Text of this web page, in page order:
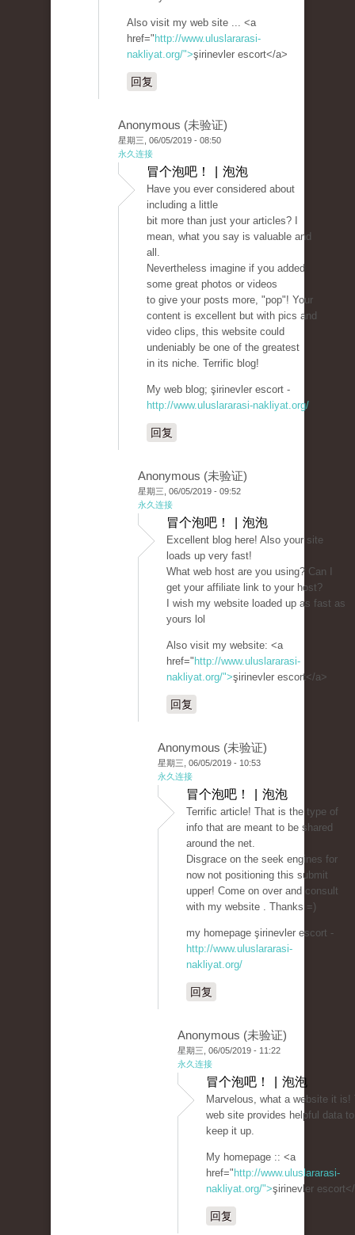
Also visit my web site ... <a
href=" http://www.uluslararasi-
nakliyat.org/">şirinevler escort</a>
回复
Anonymous (未验证)
星期三, 06/05/2019 - 08:50
永久连接
冒个泡吧！ | 泡泡
Have you ever considered about
including a little
bit more than just your articles? I
mean, what you say is valuable and
all.
Nevertheless imagine if you added
some great photos or videos
to give your posts more, "pop"! Your
content is excellent but with pics and
video clips, this website could
undeniably be one of the greatest
in its niche. Terrific blog!
My web blog; şirinevler escort -
http://www.uluslararasi-nakliyat.org/
回复
Anonymous (未验证)
星期三, 06/05/2019 - 09:52
永久连接
冒个泡吧！ | 泡泡
Excellent blog here! Also your site
loads up very fast!
What web host are you using? Can I
get your affiliate link to your host?
I wish my website loaded up as fast as
yours lol
Also visit my website: <a
href=" http://www.uluslararasi-
nakliyat.org/">şirinevler escort</a>
回复
Anonymous (未验证)
星期三, 06/05/2019 - 10:53
永久连接
冒个泡吧！ | 泡泡
Terrific article! That is the type of
info that are meant to be shared
around the net.
Disgrace on the seek engines for
now not positioning this submit
upper! Come on over and consult
with my website . Thanks =)
my homepage şirinevler escort -
http://www.uluslararasi-
nakliyat.org/
回复
Anonymous (未验证)
星期三, 06/05/2019 - 11:22
永久连接
冒个泡吧！ | 泡泡
Marvelous, what a website it is!
web site provides helpful data
keep it up.
My homepage :: <a
href=" http://www.uluslararasi-
nakliyat.org/">şirinevler
回复